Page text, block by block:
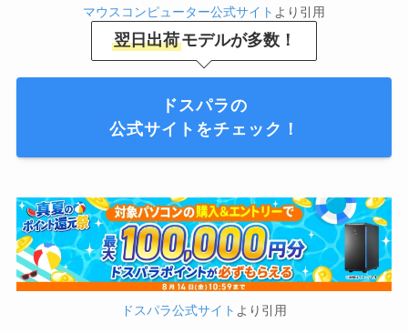
マウスコンピューター公式サイト より引用
翌日出荷モデルが多数！
ドスパラの
公式サイトをチェック！
ドスパラ公式サイト より引用